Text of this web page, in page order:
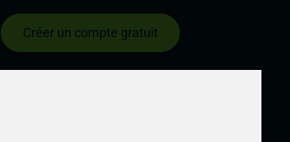
Créer un compte gratuit